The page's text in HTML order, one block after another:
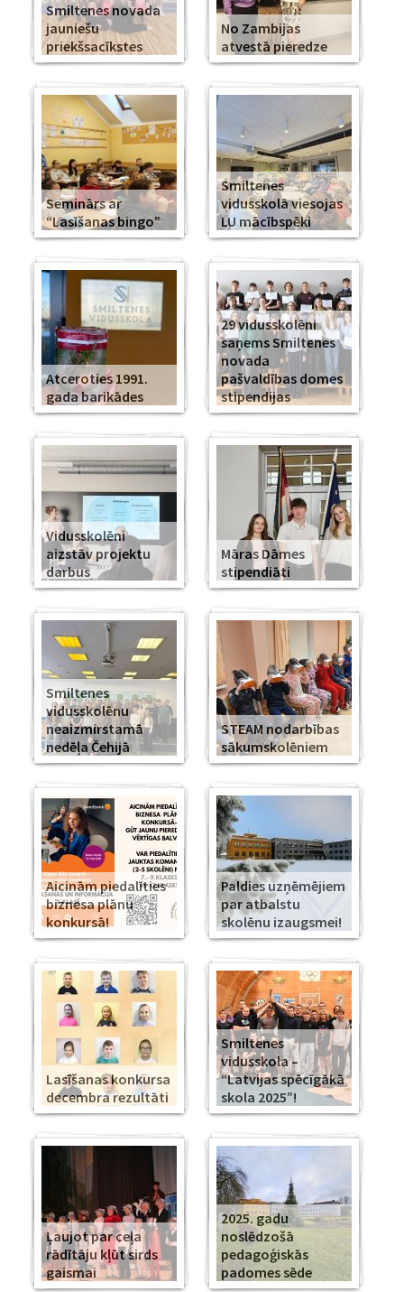
Smiltenes novada
jauniešu
priekšsacīkstes
No Zambijas
atvestā pieredze
Seminārs ar
“Lasīšanas bingo”
Smiltenes
vidusskolā viesojas
LU mācībspēki
Atceroties 1991.
gada barikādes
29 vidusskolēni
saņems Smiltenes
novada
pašvaldības domes
stipendijas
Vidusskolēni
aizstāv projektu
darbus
Māras Dāmes
stipendiāti
Smiltenes
vidusskolēnu
neaizmirstamā
nedēļa Čehijā
STEAM nodarbības
sākumskolēniem
Aicinām piedalīties
biznesa plānu
konkursā!
Paldies uzņēmējiem
par atbalstu
skolēnu izaugsmei!
Lasīšanas konkursa
decembra rezultāti
Smiltenes
vidusskola –
“Latvijas spēcīgākā
skola 2025”!
Ļaujot par ceļa
rādītāju kļūt sirds
gaismai
2025. gadu
noslēdzošā
pedagoģiskās
padomes sēde